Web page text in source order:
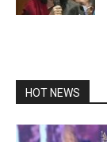
HOT NEWS